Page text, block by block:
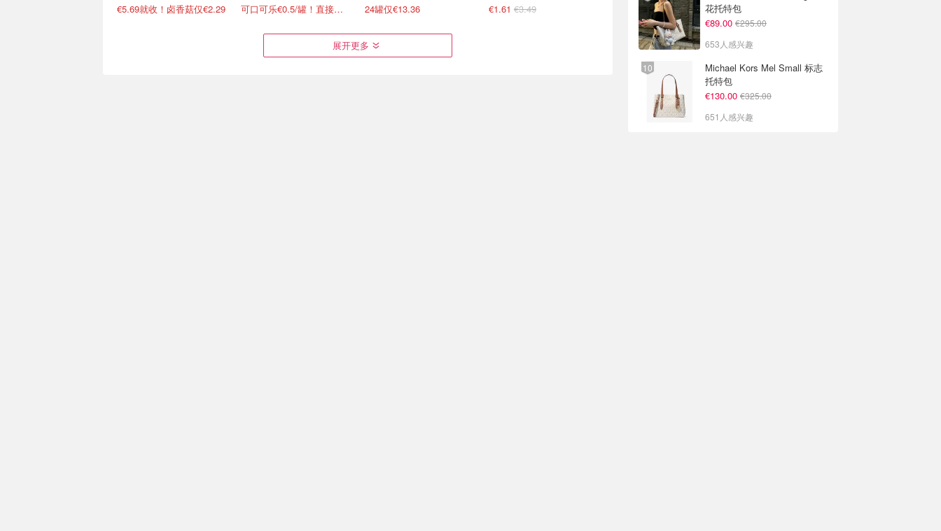
卤货
€5.69就收！卤香菇仅€2.29
可口可乐€0.5/罐！直接送家门口
口！
24罐仅€13.36
€1.61 €3.49
展开更多
花托特包
€89.00 €295.00
653人感兴趣
Michael Kors Mel Small 标志
托特包
€130.00 €325.00
651人感兴趣